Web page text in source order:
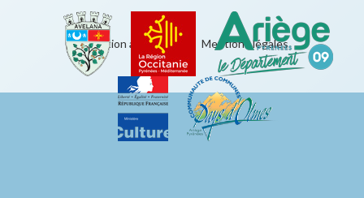
Éducation artistique Mentions légales